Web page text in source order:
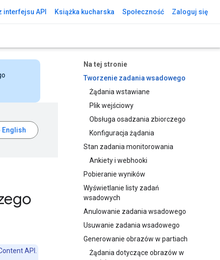
interfejsu API Książka kucharska Społeczność Zaloguj się
Na tej stronie
Tworzenie zadania wsadowego
Żądania wstawiane
Plik wejściowy
Obsługa osadzania zbiorczego
Konfiguracja żądania
Stan zadania monitorowania
Ankiety i webhooki
Pobieranie wyników
Wyświetlanie listy zadań
wsadowych
Anulowanie zadania wsadowego
Usuwanie zadania wsadowego
Generowanie obrazów w partiach
Żądania dotyczące obrazów w
API.